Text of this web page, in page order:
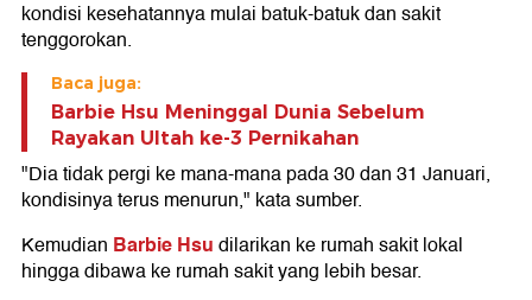
kondisi kesehatannya mulai batuk-batuk dan sakit
tenggorokan.
Baca juga:
Barbie Hsu Meninggal Dunia Sebelum
Rayakan Ultah ke-3 Pernikahan
"Dia tidak pergi ke mana-mana pada 30 dan 31 Januari,
kondisinya terus menurun," kata sumber.
Kemudian Barbie Hsudilarikan ke rumah sakit lokal
hingga dibawa ke rumah sakit yang lebih besar.